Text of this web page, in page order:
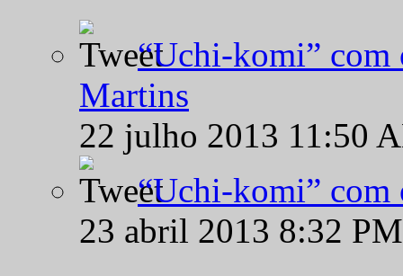
“Uchi-komi” com
Martins
22 julho 2013 11:50
“Uchi-komi” com
23 abril 2013 8:32